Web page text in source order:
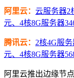
阿里云： 云服务器2
元、4核8G服务器
腾讯云： 2核4G服
元、4核8G服务器
阿里云推出边缘节